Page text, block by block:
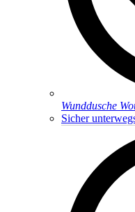
Wunddusche
Sicher